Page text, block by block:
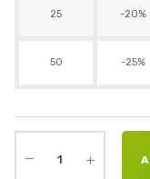
25 -20%
50 -25%